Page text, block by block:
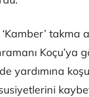
takma
Koçu’ya
yardımına